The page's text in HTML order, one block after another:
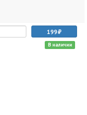
199
В наличии